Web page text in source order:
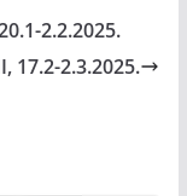
2.2.2025.
17.2-2.3.2025.